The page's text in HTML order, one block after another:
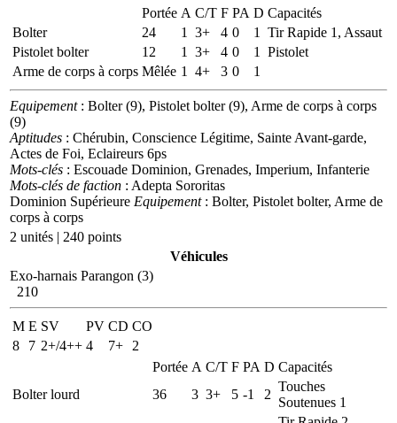
Portée A C/T F PA D Capacités
Bolter
24 1 3+ 4 0 1
Tir Rapide 1, Assaut
Pistolet bolter
12 1 3+ 4 0 1
Pistolet
Arme de corps à corps Mêlée 1 4+ 3 0 1
Equipement: Bolter (9), Pistolet bolter (9), Arme de corps à corps
(9)
Aptitudes : Chérubin, Conscience Légitime, Sainte Avant-garde,
Actes de Foi, Eclaireurs 6ps
Mots-clés : Escouade Dominion, Grenades, Imperium, Infanterie
Mots-clés de faction : Adepta Sororitas
Dominion Supérieure Equipement: Bolter, Pistolet bolter, Arme de
corps à corps
2 unités | 240 points
Véhicules
Exo-harnais Parangon (3)
210
M E SV PV CD CO
8
7 2+/4++ 4 7+
2
Portée A C/T F PA D Capacités
Bolter lourd
36 3 3+ 5 -1 2
Touches
Soutenues 1